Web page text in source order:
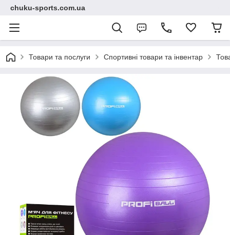
chuku-sports.com.ua
Товари та послуги Спортивні товари та інвентар